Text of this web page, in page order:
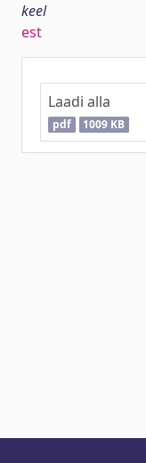
keel
est
Laadi alla
pdf 1009 KB